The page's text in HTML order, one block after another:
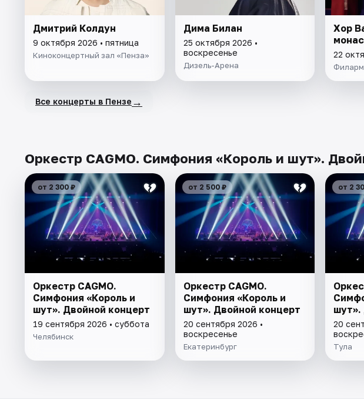
Дмитрий Колдун
9 октября 2026 • пятница
Киноконцертный зал «Пенза»
Дима Билан
25 октября 2026 •
воскресенье
Дизель-Арена
Хор
22
Все концерты в Пензе →
Оркестр CAGMO. Симфония «Король и шут».
от 2 300 ₽
Оркестр CAGMO.
Симфония «Король и
шут». Двойной концерт
19 сентября 2026 • суббота
Челябинск
от 2 500 ₽
Оркестр CAGMO.
Симфония «Король и
шут». Двойной концерт
20 сентября 2026 •
воскресенье
Екатеринбург
от 2
шут».
20
Тула